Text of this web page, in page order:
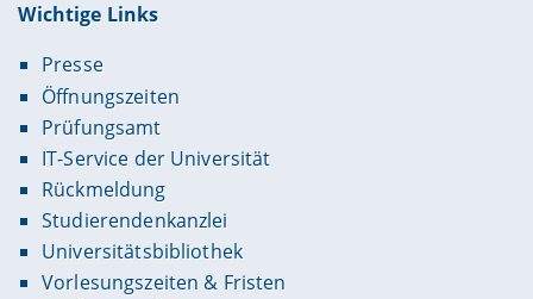
Wichtige Links
Presse
Öffnungszeiten
Prüfungsamt
IT-Service der Universität
Rückmeldung
Studierendenkanzlei
Universitätsbibliothek
Vorlesungszeiten & Fristen